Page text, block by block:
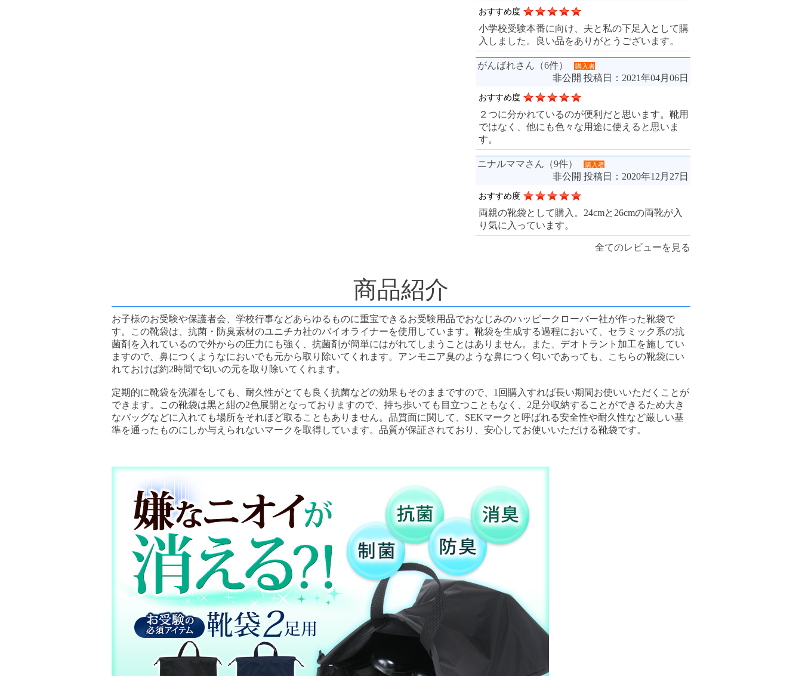
おすすめ度
小学校受験本番に向け、夫と私の下足入として購
入しました。良い品をありがとうございます。
がんばれさん（6件） 購入者
非公開 投稿日：2021年04月06日
おすすめ度
２つに分かれているのが便利だと思います。靴用
ではなく、他にも色々な用途に使えると思いま
す。
ニナルママさん（9件） 購入者
非公開 投稿日：2020年12月27日
おすすめ度
両親の靴袋として購入。24cmと26cmの両靴が入
り気に入っています。
全てのレビューを見る
商品紹介
お子様のお受験や保護者会、学校行事などあらゆるものに重宝できるお受験用品でおなじみのハッピークローバー社が作った靴袋で
す。この靴袋は、抗菌・防臭素材のユニチカ社のバイオライナーを使用しています。靴袋を生成する過程において、セラミック系の抗
菌剤を入れているので外からの圧力にも強く、抗菌剤が簡単にはがれてしまうことはありません。また、デオトラント加工を施してい
ますので、鼻につくようなにおいでも元から取り除いてくれます。アンモニア臭のような鼻につく匂いであっても、こちらの靴袋にい
れておけば約2時間で匂いの元を取り除いてくれます。
定期的に靴袋を洗濯をしても、耐久性がとても良く抗菌などの効果もそのままですので、1回購入すれば長い期間お使いいただくことが
できます。この靴袋は黒と紺の2色展開となっておりますので、持ち歩いても目立つこともなく、2足分収納することができるため大き
なバッグなどに入れても場所をそれほど取ることもありません。品質面に関して、SEKマークと呼ばれる安全性や耐久性など厳しい基
準を通ったものにしか与えられないマークを取得しています。品質が保証されており、安心してお使いいただける靴袋です。